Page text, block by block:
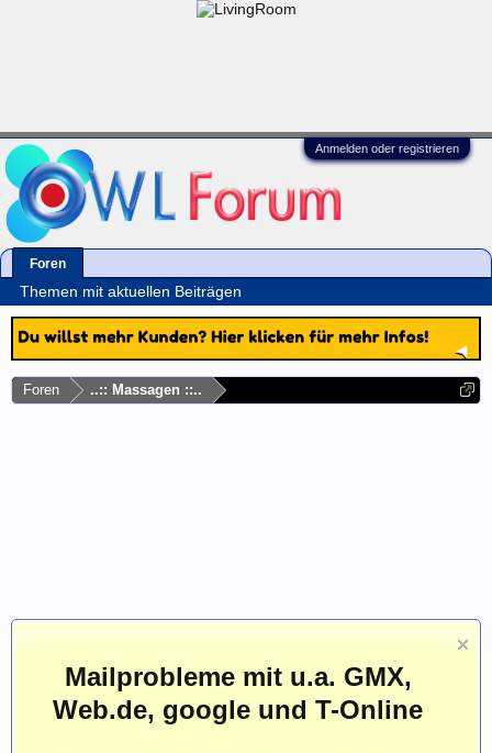
Anmelden oder registrieren
Foren ..:: Massagen ::..
Mailprobleme mit u.a. GMX,
Web.de, google und T-Online
Foren
Themen mit aktuellen Beiträgen